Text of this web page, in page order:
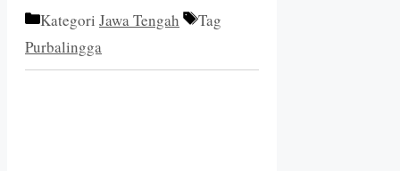
Kategori Jawa Tengah
Tag
Purbalingga